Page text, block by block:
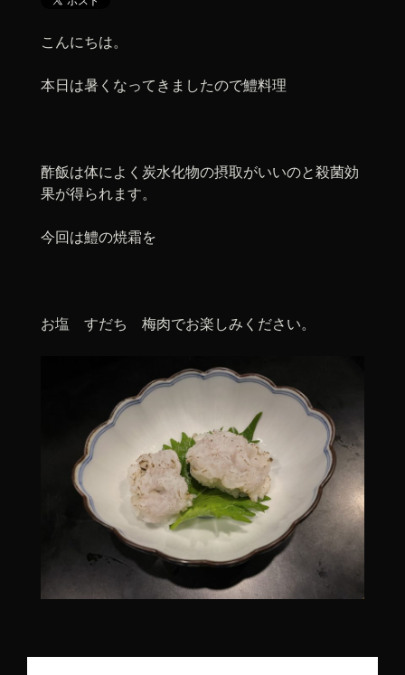
こんにちは。
本日は暑くなってきましたので鱧料理
酢飯は体によく炭水化物の摂取がいいのと殺菌効
果が得られます。
今回は鱧の焼霜を
お塩 すだち 梅肉でお楽しみください。